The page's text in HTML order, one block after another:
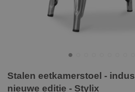
Stalen eetkamerstoel -
nieuwe editie - Stylix